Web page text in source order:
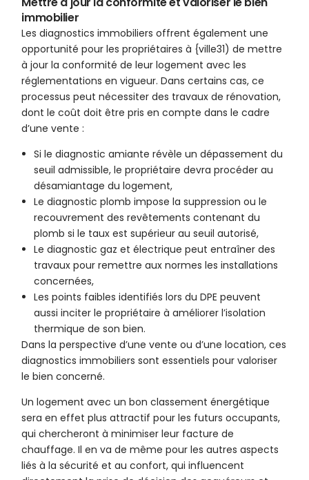
immobilier
Les diagnostics immobiliers offrent également une
opportunité pour les propriétaires à {ville31) de mettre
à jour la conformité de leur logement avec les
réglementations en vigueur. Dans certains cas, ce
processus peut nécessiter des travaux de rénovation,
dont le coût doit être pris en compte dans le cadre
d’une vente :
Si le diagnostic amiante révèle un dépassement du
seuil admissible, le propriétaire devra procéder au
désamiantage du logement,
Le diagnostic plomb impose la suppression ou le
recouvrement des revêtements contenant du
plomb si le taux est supérieur au seuil autorisé,
Le diagnostic gaz et électrique peut entraîner des
travaux pour remettre aux normes les installations
concernées,
Les points faibles identifiés lors du DPE peuvent
aussi inciter le propriétaire à améliorer l’isolation
thermique de son bien.
Dans la perspective d’une vente ou d’une location, ces
diagnostics immobiliers sont essentiels pour valoriser
le bien concerné.
Un logement avec un bon classement énergétique
sera en effet plus attractif pour les futurs occupants,
qui chercheront à minimiser leur facture de
chauffage. Il en va de même pour les autres aspects
liés à la sécurité et au confort, qui influencent